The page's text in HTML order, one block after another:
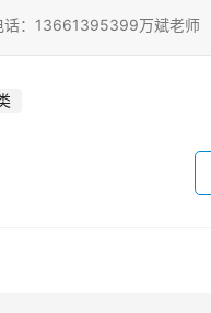
话：13661395399万斌老师